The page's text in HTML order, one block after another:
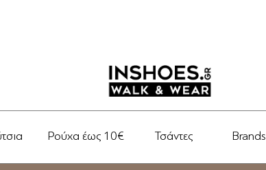
Ρούχα έως 10€ Τσάντες Brands